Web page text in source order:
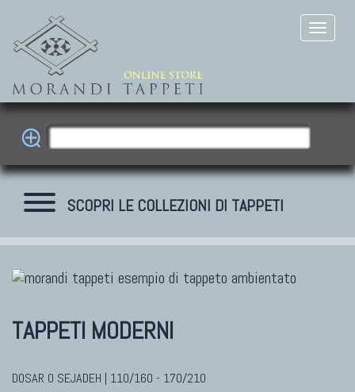
SCOPRI LE COLLEZIONI DI TAPPETI
TAPPETI MODERNI
TAPPETI MODERNI
DOSAR O SEJADEH | 110/160 - 170/210